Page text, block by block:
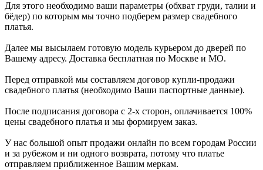
Для этого необходимо ваши параметры (обхват груди, талии и
бёдер) по которым мы точно подберем размер свадебного
платья.
Далее мы высылаем готовую модель курьером до дверей по
Вашему адресу. Доставка бесплатная по Москве и МО.
Перед отправкой мы составляем договор купли-продажи
свадебного платья (необходимо Ваши паспортные данные).
После подписания договора с 2-х сторон, оплачивается 100%
цены свадебного платья и мы формируем заказ.
У нас большой опыт продажи онлайн по всем городам России
и за рубежом и ни одного возврата, потому что платье
отправляем приближенное Вашим меркам.